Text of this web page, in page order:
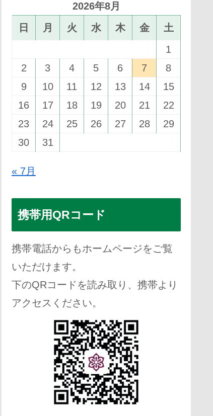
2026年8月
日
月 火 水 木 金
土
1
2
3 4 5 6 7
8
9
10 11 12 13 14
15
16
17 18 19 20 21
22
23
24 25 26 27 28
29
30
31
« 7月
携帯用QRコード
携帯電話からもホームページをご覧
いただけます。
下のQRコードを読み取り、携帯より
アクセスください。